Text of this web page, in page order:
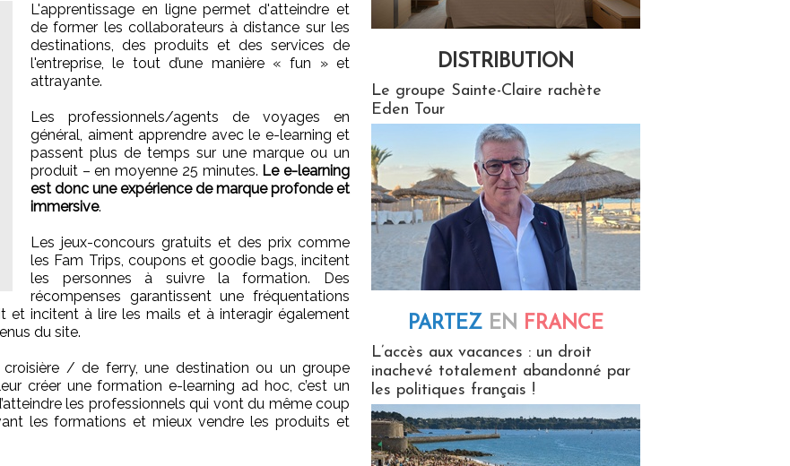
L'apprentissage en ligne permet d'atteindre et
de former les collaborateurs à distance sur les
destinations, des produits et des services de
l'entreprise, le tout d’une manière « fun » et
attrayante.
Les professionnels/agents de voyages en
général, aiment apprendre avec le e-learning et
passent plus de temps sur une marque ou un
produit – en moyenne 25 minutes. Le e-learning
est donc une expérience de marque profonde et
immersive.
Les jeux-concours gratuits et des prix comme
les Fam Trips, coupons et goodie bags, incitent
les personnes à suivre la formation. Des
récompenses garantissent une fréquentations
incitent à lire les mails et à interagir également
du site.
/ de ferry, une destination ou un groupe
créer une formation e-learning ad hoc, c’est un
les professionnels qui vont du même coup
les formations et mieux vendre les produits et
DISTRIBUTION
Le groupe Sainte-Claire rachète
Eden Tour
PARTEZ EN FRANCE
L’accès aux vacances : un droit
inachevé totalement abandonné par
les politiques français !